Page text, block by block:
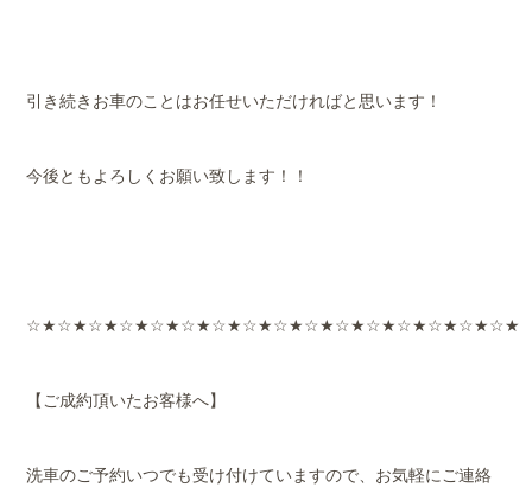
引き続きお車のことはお任せいただければと思います！
今後ともよろしくお願い致します！！
☆★☆★☆★☆★☆★☆★☆★☆★☆★☆★☆★☆★☆★☆★☆★☆★
【ご成約頂いたお客様へ】
洗車のご予約いつでも受け付けていますので、お気軽にご連絡